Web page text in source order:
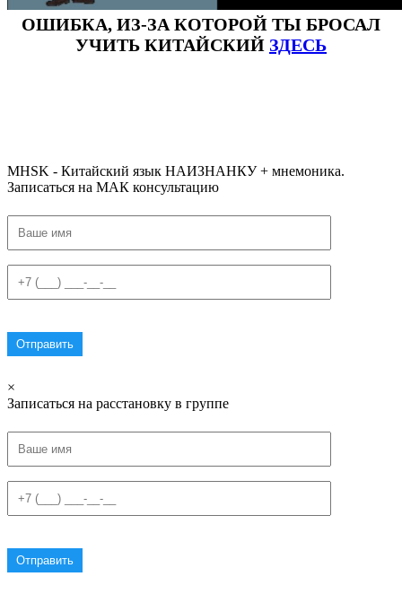
ОШИБКА, ИЗ-ЗА КОТОРОЙ ТЫ БРОСАЛ
УЧИТЬ КИТАЙСКИЙ ЗДЕСЬ
MHSK - Китайский язык НАИЗНАНКУ + мнемоника.
Записаться на МАК консультацию
×
Записаться на расстановку в группе